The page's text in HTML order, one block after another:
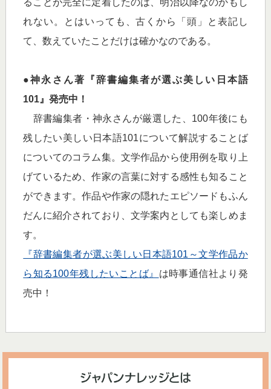
ることが完全に定着したのは、明治以降なのかもし
れない。とはいっても、古くから「頭」と表記し
て、数えていたことだけは確かなのである。
●神永さん著『辞書編集者が選ぶ美しい日本語
101』発売中！
辞書編集者・神永さんが厳選した、100年後にも
残したい美しい日本語101について解説することば
についてのコラム集。文学作品から使用例を取り上
げているため、作家の言葉に対する感性も知ること
ができます。作品や作家の隠れたエピソードもふん
だんに紹介されており、文学案内としても楽しめま
す。
『辞書編集者が選ぶ美しい日本語101～文学作品か
ら知る100年残したいことば』 は時事通信社より発
売中！